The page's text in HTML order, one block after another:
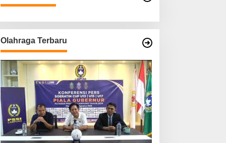
Olahraga Terbaru